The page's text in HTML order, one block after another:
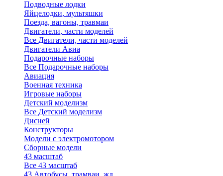
Подводные лодки
Яйцелодки, мультяшки
Поезда, вагоны, травмаи
Двигатели, части моделей
Все Двигатели, части моделей
Двигатели Авиа
Подарочные наборы
Все Подарочные наборы
Авиация
Военная техника
Игровые наборы
Детский моделизм
Все Детский моделизм
Дисней
Конструкторы
Модели с электромотором
Сборные модели
43 масштаб
Все 43 масштаб
43 Автобусы, трамваи, жд